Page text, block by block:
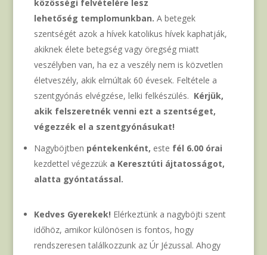
közösségi felvételére lesz
lehetőség templomunkban. A betegek
szentségét azok a hívek katolikus hívek kaphatják,
akiknek élete betegség vagy öregség miatt
veszélyben van, ha ez a veszély nem is közvetlen
életveszély, akik elmúltak 60 évesek. Feltétele a
szentgyónás elvégzése, lelki felkészülés. Kérjük,
akik felszeretnék venni ezt a szentséget,
végezzék el a szentgyónásukat!
Nagyböjtben péntekenként, este fél 6.00 órai
kezdettel végezzüka Keresztúti ájtatosságot,
alatta gyóntatással.
Kedves Gyerekek! Elérkeztünk a nagyböjti szent
időhöz, amikor különösen is fontos, hogy
rendszeresen találkozzunk az Úr Jézussal. Ahogy